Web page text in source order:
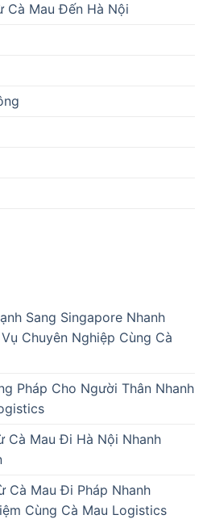
Cà Mau Đến Hà Nội
Sang Singapore Nhanh
Chuyên Nghiệp Cùng Cà
Pháp Cho Người Thân Nhanh
Cà Mau Đi Hà Nội Nhanh
Cà Mau Đi Pháp Nhanh
Cùng Cà Mau Logistics